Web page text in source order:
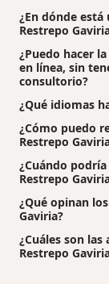
¿En dónde
Restrepo
¿Puedo hacer
en línea, sin
consultorio?
¿Qué idiomas
¿Cómo puedo
Restrepo
¿Cuándo
Restrepo
¿Qué opinan
Gaviria?
¿Cuáles son
Restrepo